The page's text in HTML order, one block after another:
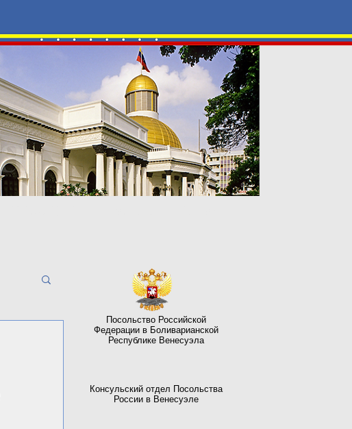
Консульский отдел Посольства
России в Венесуэле
Посольство Российской
Федерации в Боливарианской
Республике Венесуэла